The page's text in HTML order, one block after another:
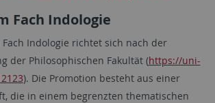
Fach Indologie
Indologie richtet sich nach der
der Philosophischen Fakultät (https://uni-
). Die Promotion besteht aus einer
die in einem begrenzten thematischen